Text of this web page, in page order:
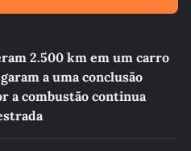
2.500 km em um carro
a uma conclusão
a combustão continua